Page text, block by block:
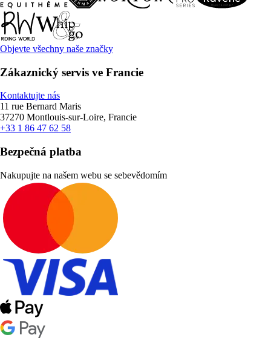
Objevte všechny naše značky
Zákaznický servis ve Francie
Kontaktujte nás
11 rue Bernard Maris
37270 Montlouis-sur-Loire, Francie
+33 1 86 47 62 58
Bezpečná platba
Nakupujte na našem webu se sebevědomím